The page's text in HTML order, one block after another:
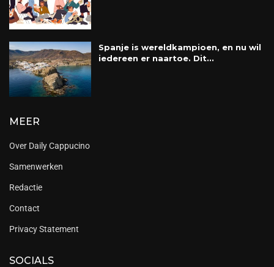
Spanje is wereldkampioen, en nu wil
iedereen er naartoe. Dit...
MEER
Over Daily Cappucino
Samenwerken
Redactie
Contact
Privacy Statement
SOCIALS